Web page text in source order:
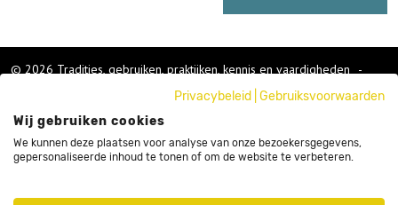
© 2026 Tradities, gebruiken, praktijken, kennis en vaardigheden
-
Gebruikersvoorwaarden
Privacybeleid
Cookies
Sitemap
Privacybeleid
Gebruiksvoorwaarden
Wij gebruiken cookies
We kunnen deze plaatsen voor analyse van onze bezoekersgegevens,
gepersonaliseerde inhoud te tonen of om de website te verbeteren.